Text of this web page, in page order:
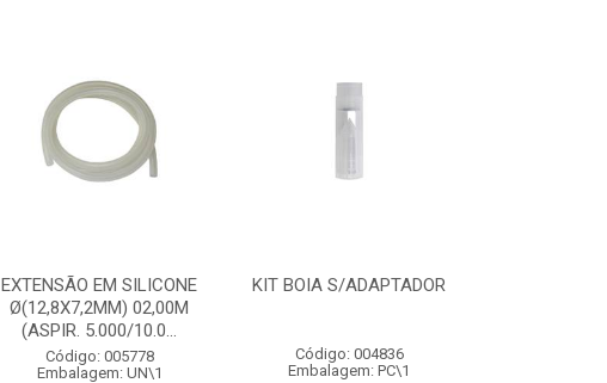
EXTENSÃO EM SILICONE
Ø(12,8X7,2MM) 02,00M
(ASPIR. 5.000/10.0...
Código: 005778
Embalagem: UN\1
KIT BOIA S/ADAPTADOR
Código: 004836
Embalagem: PC\1